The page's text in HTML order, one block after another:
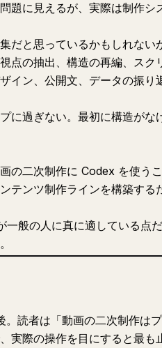
題に見えるが、実際は制作シ
だと思っているかもしれな
点の抽出、構造の再編、ス
イン、公開文、データの振り
に過ぎない。最初に構造が
の二次制作に Codex を使う
テンツ制作ラインを構築する
一般の人に真に適している点
。読者は「動画の二次制作は
実際の操作を目にすると最も